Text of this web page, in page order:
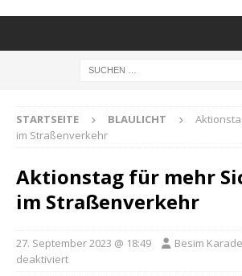
STARTSEITE BLAULICHT
im Straßenverkehr
Aktionstag für mehr
im Straßenverkehr
27. September 2023 @ 18:49 Besim
deaktiviert